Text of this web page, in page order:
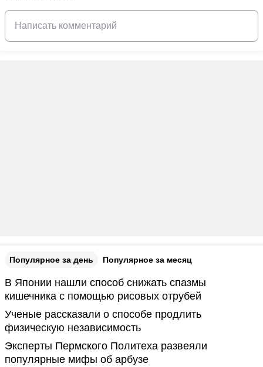
Популярное за день Популярное за месяц
В Японии нашли способ снижать спазмы
кишечника с помощью рисовых отрубей
Ученые рассказали о способе продлить
физическую независимость
Эксперты Пермского Политеха развеяли
популярные мифы об арбузе